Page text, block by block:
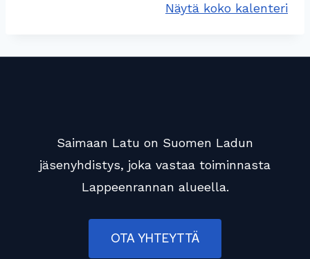
n
Näytä koko kalenteri
Saimaan Latu on Suomen Ladun
jäsenyhdistys, joka vastaa toiminnasta
Lappeenrannan alueella.
OTA YHTEYTTÄ